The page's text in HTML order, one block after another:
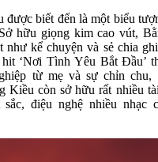
được biết đến là một biểu
hữu giọng kim cao vút,
như kể chuyện và sẻ chia
‘Nơi Tình Yêu Bắt Đầu’
từ mẹ và sự chỉn chu,
Kiều còn sở hữu rất nhiều
điệu nghệ nhiều nhạc